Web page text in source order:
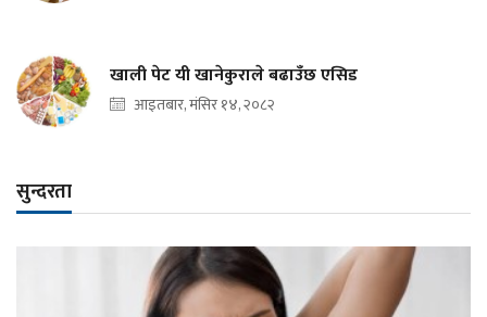
खाली पेट यी खानेकुराले बढाउँछ एसिड
आइतबार, मंसिर १४, २०८२
सुन्दरता